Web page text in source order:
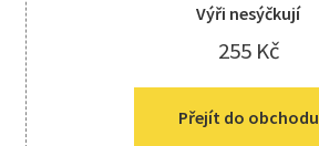
Výři nesýčkují
255 Kč
Přejít do obchodu